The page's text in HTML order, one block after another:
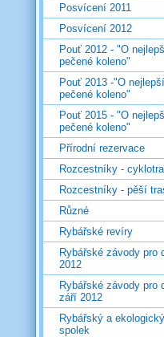
Posvícení 2011
Posvícení 2012
Pouť 2012 - "O
pečené koleno"
Pouť 2013 -"O nejlepší
pečené koleno"
Pouť 2015 - "O
pečené koleno"
Přírodní rezervace
Rozcestníky -
Rozcestníky - pěší
Různé
Rybářské revíry
Rybářské závody pro
2012
Rybářské závody pro
září 2012
Rybářský a ekologický
spolek